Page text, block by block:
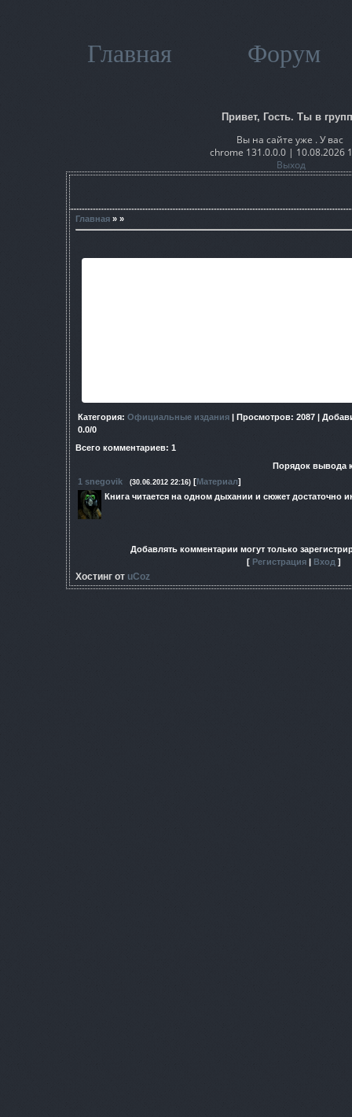
Главная Форум
Привет, Гость. Ты в
Вы на сайте уже . У вас
chrome 131.0.0.0 | 10.08.2026
Выход
Главная » »
Категория: Официальные издания | Просмотров: 2087 |
0.0/0
Всего комментариев: 1
Порядок вывода
1 snegovik (30.06.2012 22:16) [Материал]
Книга читается на одном дыхании и сюжет достаточно
Добавлять комментарии могут только
[ Регистрация | Вход ]
Хостинг от uCoz